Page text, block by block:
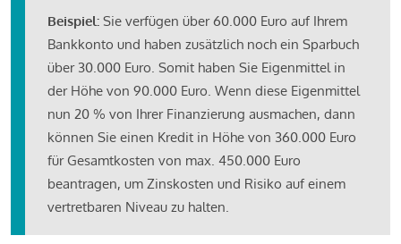
Beispiel: Sie verfügen über 60.000 Euro auf Ihrem
Bankkonto und haben zusätzlich noch ein Sparbuch
über 30.000 Euro. Somit haben Sie Eigenmittel in
der Höhe von 90.000 Euro. Wenn diese Eigenmittel
nun 20 % von Ihrer Finanzierung ausmachen, dann
können Sie einen Kredit in Höhe von 360.000 Euro
für Gesamtkosten von max. 450.000 Euro
beantragen, um Zinskosten und Risiko auf einem
vertretbaren Niveau zu halten.